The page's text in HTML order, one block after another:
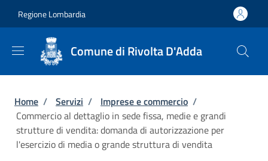
Regione Lombardia
Comune di Rivolta D'Adda
Briciole di pane
Home / Servizi / Imprese e commercio /
Commercio al dettaglio in sede fissa, medie e grandi
strutture di vendita: domanda di autorizzazione per
l'esercizio di media o grande struttura di vendita